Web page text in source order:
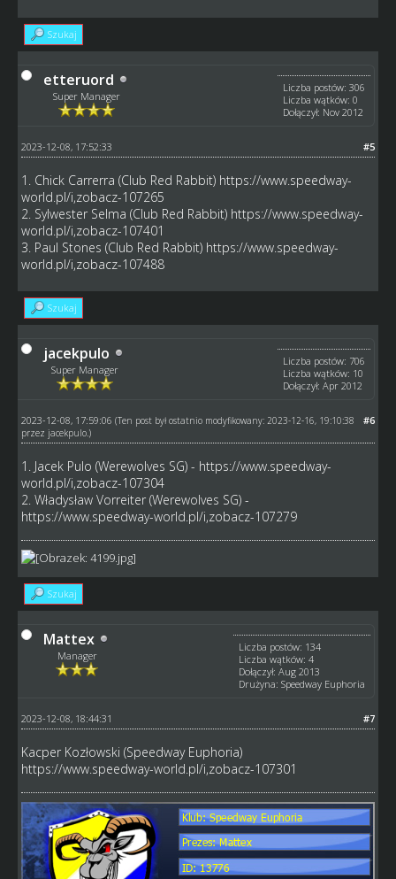
Szukaj
etteruord
Super Manager
Liczba postów: 306
Liczba wątków: 0
Dołączył: Nov 2012
#5
2023-12-08, 17:52:33
1. Chick Carrerra (Club Red Rabbit) https://www.speedway-
world.pl/i,zobacz-107265
2. Sylwester Selma (Club Red Rabbit) https://www.speedway-
world.pl/i,zobacz-107401
3. Paul Stones (Club Red Rabbit) https://www.speedway-
world.pl/i,zobacz-107488
Szukaj
jacekpulo
Super Manager
Liczba postów: 706
Liczba wątków: 10
Dołączył: Apr 2012
#6
2023-12-08, 17:59:06 (Ten post był ostatnio modyfikowany: 2023-12-16, 19:10:38
przez jacekpulo.)
1. Jacek Pulo (Werewolves SG) - https://www.speedway-
world.pl/i,zobacz-107304
2. Władysław Vorreiter (Werewolves SG) -
https://www.speedway-world.pl/i,zobacz-107279
Szukaj
Mattex
Manager
Liczba postów: 134
Liczba wątków: 4
Dołączył: Aug 2013
Drużyna: Speedway Euphoria
#7
2023-12-08, 18:44:31
Kacper Kozłowski (Speedway Euphoria)
https://www.speedway-world.pl/i,zobacz-107301